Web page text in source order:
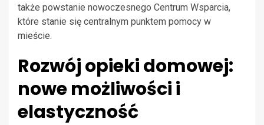
także powstanie nowoczesnego Centrum Wsparcia,
które stanie się centralnym punktem pomocy w
mieście.
Rozwój opieki domowej:
nowe możliwości i
elastyczność